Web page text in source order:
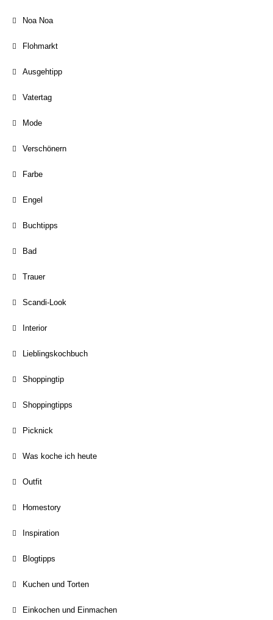
Noa Noa
Flohmarkt
Ausgehtipp
Vatertag
Mode
Verschönern
Farbe
Engel
Buchtipps
Bad
Trauer
Scandi-Look
Interior
Lieblingskochbuch
Shoppingtip
Shoppingtipps
Picknick
Was koche ich heute
Outfit
Homestory
Inspiration
Blogtipps
Kuchen und Torten
Einkochen und Einmachen